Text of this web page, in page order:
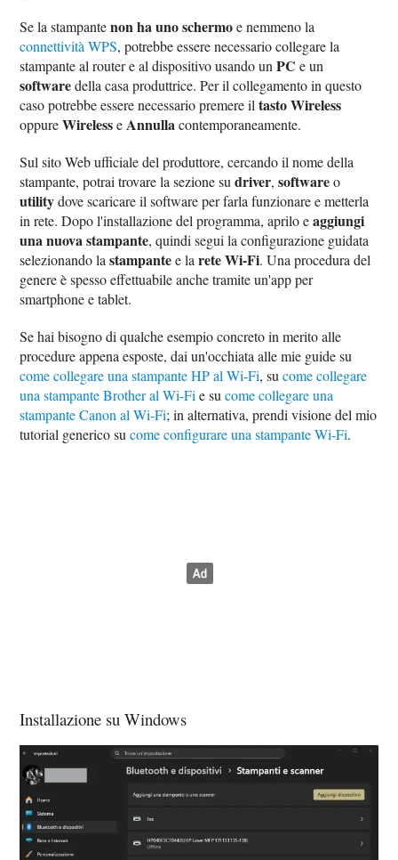
Se la stampantenon ha uno schermoe nemmeno la
connettività WPS, potrebbe essere necessario collegare la
stampante al router e al dispositivo usando unPC e un
softwaredella casa produttrice. Per il collegamento in questo
caso potrebbe essere necessario premere iltasto Wireless
oppureWirelesseAnnullacontemporaneamente.
Sul sito Web ufficiale del produttore, cercando il nome della
stampante, potrai trovare la sezione sudriver,softwareo
utilitydove scaricare il software per farla funzionare e metterla
in rete. Dopo l'installazione del programma, aprilo eaggiungi
una nuova stampante, quindi segui la configurazione guidata
selezionando lastampantee larete Wi-Fi. Una procedura del
genere è spesso effettuabile anche tramite un'app per
smartphone e tablet.
Se hai bisogno di qualche esempio concreto in merito alle
procedure appena esposte, dai un'occhiata alle mie guide su
come collegare una stampante HP al Wi-Fi, sucome collegare
una stampante Brother al Wi-Fie sucome collegare una
stampante Canon al Wi-Fi; in alternativa, prendi visione del mio
tutorial generico sucome configurare una stampante Wi-Fi.
Installazione su Windows